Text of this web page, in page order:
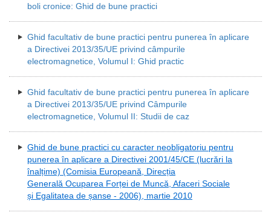
boli cronice: Ghid de bune practici
Ghid facultativ de bune practici pentru punerea în aplicare
a Directivei 2013/35/UE privind câmpurile
electromagnetice, Volumul I: Ghid practic
Ghid facultativ de bune practici pentru punerea în aplicare
a Directivei 2013/35/UE privind Câmpurile
electromagnetice, Volumul II: Studii de caz
Ghid de bune practici cu caracter neobligatoriu pentru
punerea în aplicare a Directivei 2001/45/CE (lucrări la
înalțime) (Comisia Europeană, Direcția
Generală Ocuparea Forței de Muncă, Afaceri Sociale
și Egalitatea de șanse - 2006), martie 2010